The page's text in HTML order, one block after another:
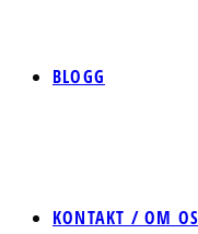
BLOGG
KONTAKT / OM